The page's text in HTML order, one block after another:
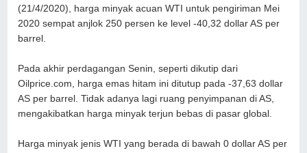
(21/4/2020), harga minyak acuan WTI untuk pengiriman Mei
2020 sempat anjlok 250 persen ke level -40,32 dollar AS per
barrel.
Pada akhir perdagangan Senin, seperti dikutip dari
Oilprice.com, harga emas hitam ini ditutup pada -37,63 dollar
AS per barrel. Tidak adanya lagi ruang penyimpanan di AS,
mengakibatkan harga minyak terjun bebas di pasar global.
Harga minyak jenis WTI yang berada di bawah 0 dollar AS per